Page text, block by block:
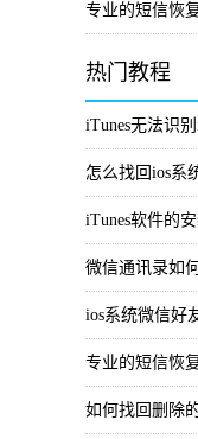
专业的短信恢
热门教程
iTunes无法识
怎么找回ios系
iTunes软件的
微信通讯录如
ios系统微信好
专业的短信恢
如何找回删除